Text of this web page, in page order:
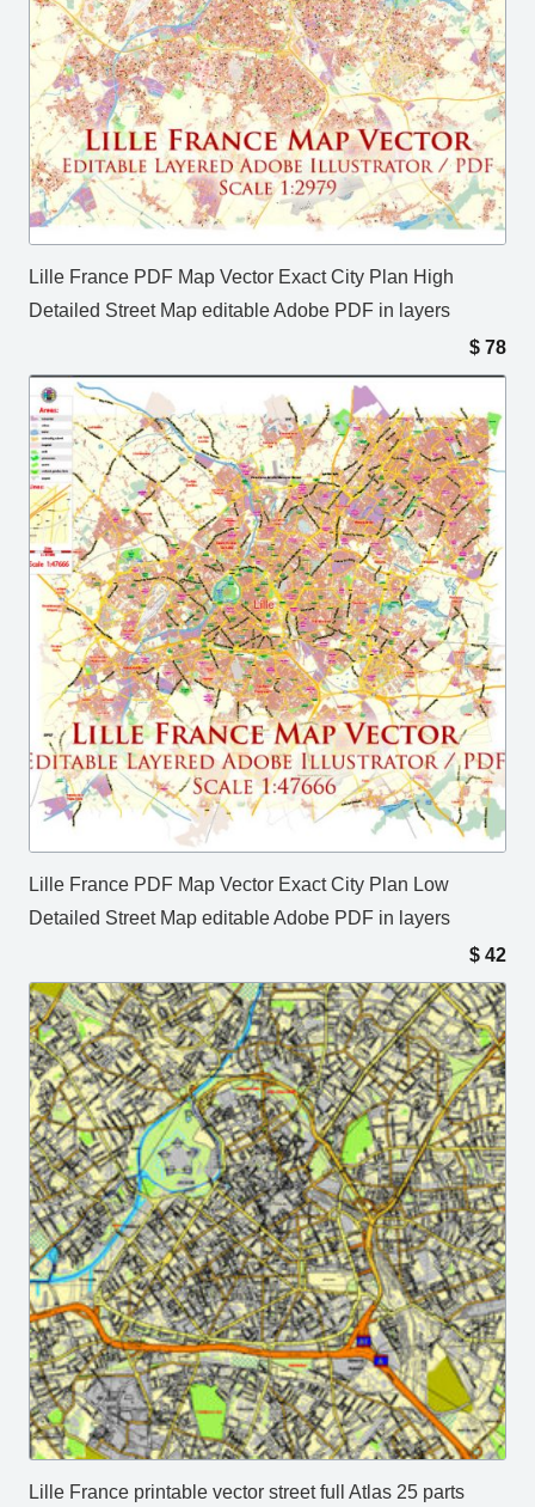
Lille France PDF Map Vector Exact City Plan High
Detailed Street Map editable Adobe PDF in layers
$ 78
Lille France PDF Map Vector Exact City Plan Low
Detailed Street Map editable Adobe PDF in layers
$ 42
Lille France printable vector street full Atlas 25 parts